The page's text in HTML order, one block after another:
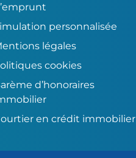
personnalisée
légales
cookies
d’honoraires
en crédit immobilier